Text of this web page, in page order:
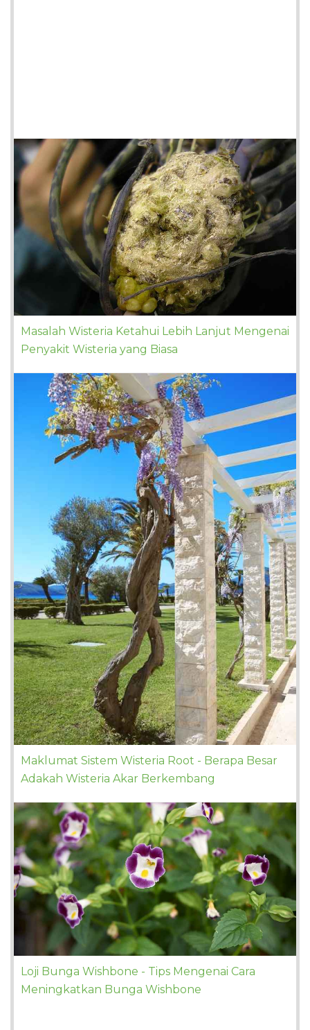
Masalah Wisteria Ketahui Lebih Lanjut Mengenai
Penyakit Wisteria yang Biasa
Maklumat Sistem Wisteria Root - Berapa Besar
Adakah Wisteria Akar Berkembang
Loji Bunga Wishbone - Tips Mengenai Cara
Meningkatkan Bunga Wishbone